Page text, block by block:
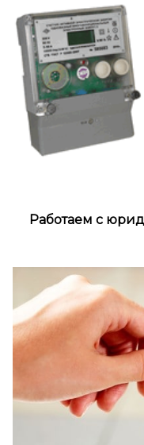
Стремянки стальные
Стремянки
Работаем с